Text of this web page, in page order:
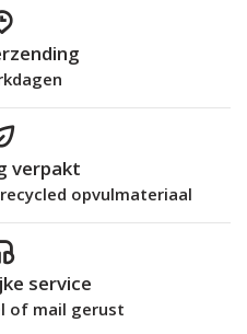
verpakt
opvulmateriaal
service
of mail gerust